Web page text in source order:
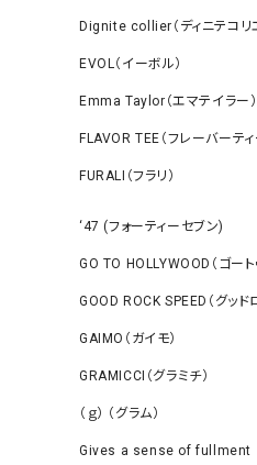
Dignite collier（ディニテコリ
EVOL（イーボル）
Emma Taylor（エマテイラー）
FLAVOR TEE（フレーバーティ
FURALI（フラリ）
‘47 (フォーティーセブン)
GO TO HOLLYWOOD（ゴート
GOOD ROCK SPEED（グッド
GAIMO（ガイモ）
GRAMICCI（グラミチ）
（ｇ） （グラム）
Gives a sense of fullment